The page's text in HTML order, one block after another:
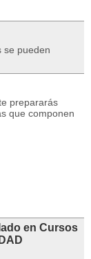
se pueden
prepararás
que componen
en Cursos